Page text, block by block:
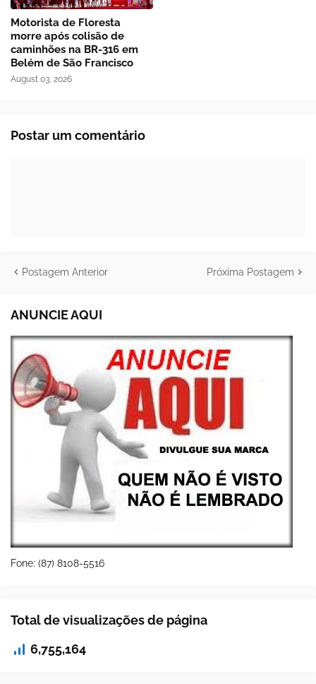
Motorista de Floresta
morre após colisão de
caminhões na BR-316 em
Belém de São Francisco
August 03, 2026
Postar um comentário
Postagem Anterior Próxima Postagem
ANUNCIE AQUI
Fone: (87) 8108-5516
Total de visualizações de página
6,755,164